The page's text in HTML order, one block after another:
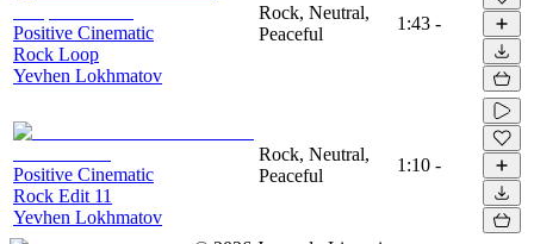
Positive Cinematic
Rock Loop
Yevhen Lokhmatov
Rock, Neutral,
Peaceful
1:43 -
Positive Cinematic
Rock Edit 11
Yevhen Lokhmatov
Rock, Neutral,
Peaceful
1:10 -